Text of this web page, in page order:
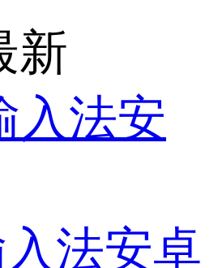
新
法安卓